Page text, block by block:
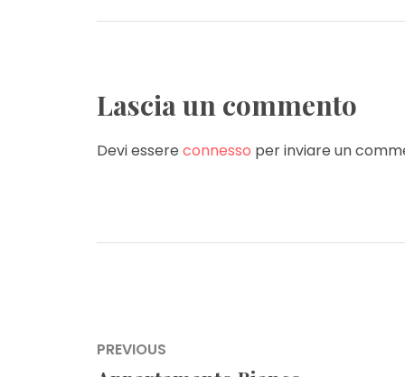
Lascia un commento
Devi essere connesso per inviare un
Navigazione
PREVIOUS